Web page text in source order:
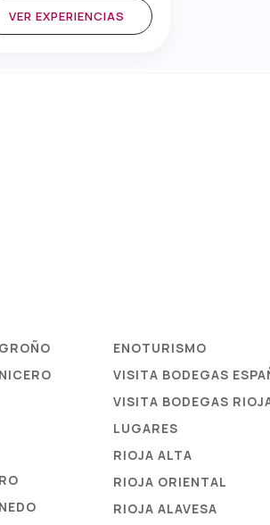
VER EXPERIENCIAS
ENOTURISMO
VISITA BODEGAS
VISITA BODEGAS
LUGARES
RIOJA ALTA
RIOJA ORIENTAL
RIOJA ALAVESA